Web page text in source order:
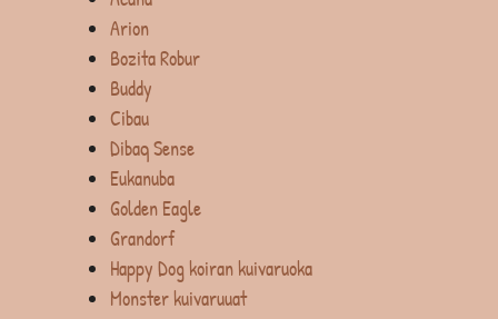
Arion
Bozita Robur
Buddy
Cibau
Dibaq Sense
Eukanuba
Golden Eagle
Grandorf
Happy Dog koiran kuivaruoka
Monster kuivaruuat